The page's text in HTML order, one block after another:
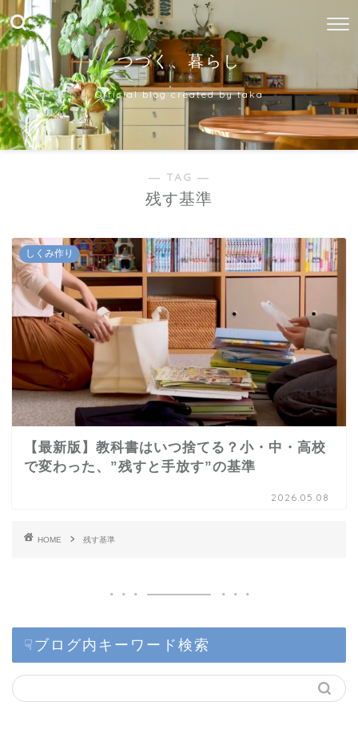
つづく、暮らし
Official blog created by taka
― TAG ―
残す基準
しくみ作り
【最新版】教科書はいつ捨てる？小・中・高校
で変わった、”残すと手放す”の基準
2026.05.08
HOME 残す基準
☟ブログ内キーワード検索